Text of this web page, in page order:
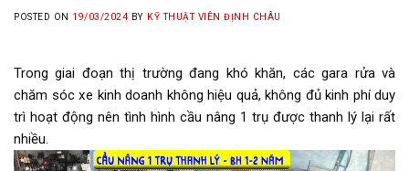
POSTED ON 19/03/2024 BY KỸ THUẬT VIÊN ĐỊNH CHÂU
Trong giai đoạn thị trường đang khó khăn, các gara rửa và
chăm sóc xe kinh doanh không hiệu quả, không đủ kinh phí duy
trì hoạt động nên tình hình cầu nâng 1 trụ được thanh lý lại rất
nhiều.